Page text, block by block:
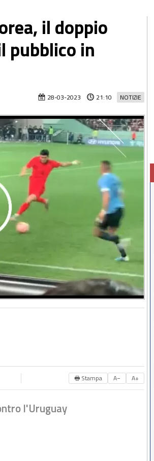
il doppio
pubblico in
NOTIZIE
28-03-2023 21:10
🖶 Stampa A− A+
l'Uruguay